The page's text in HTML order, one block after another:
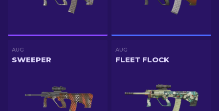
AUG
SWEEPER
AUG
FLEET FLOCK